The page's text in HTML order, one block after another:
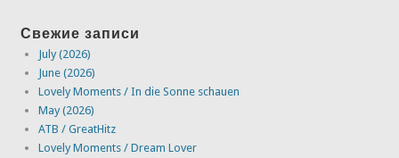
Свежие записи
July (2026)
June (2026)
Lovely Moments / In die Sonne schauen
May (2026)
ATB / GreatHitz
Lovely Moments / Dream Lover